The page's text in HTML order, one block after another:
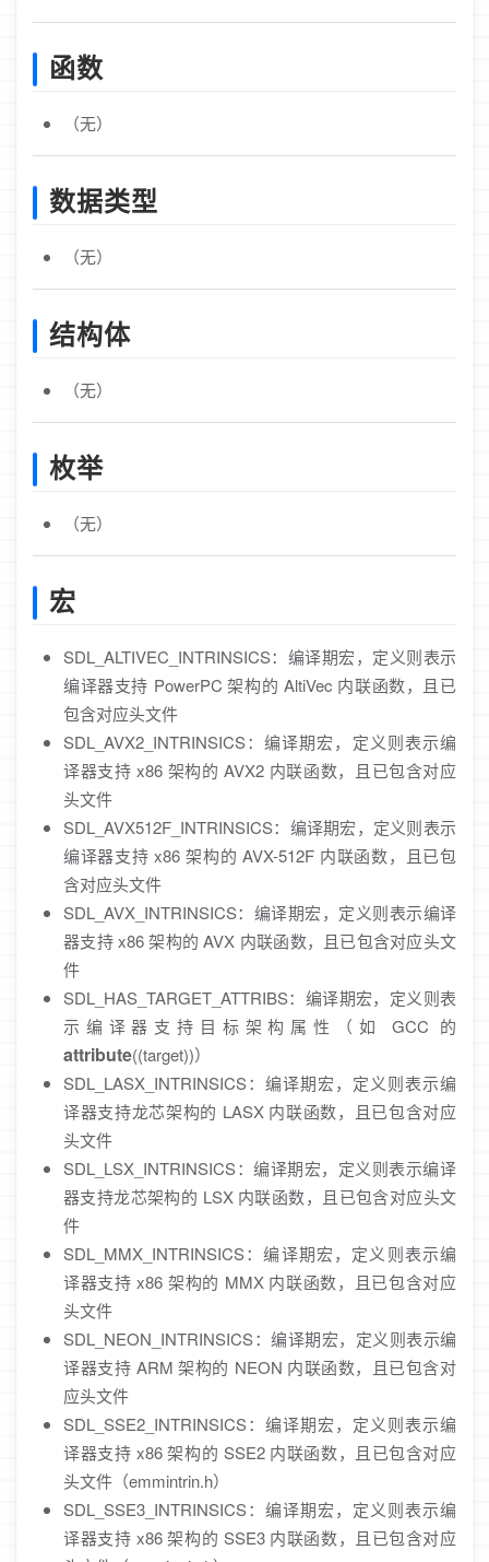
函数
（无）
数据类型
（无）
结构体
（无）
枚举
（无）
宏
SDL_ALTIVEC_INTRINSICS：编译期宏，定义则表示
编译器支持 PowerPC 架构的 AltiVec 内联函数，且已
包含对应头文件
SDL_AVX2_INTRINSICS：编译期宏，定义则表示编
译器支持 x86 架构的 AVX2 内联函数，且已包含对应
头文件
SDL_AVX512F_INTRINSICS：编译期宏，定义则表示
编译器支持 x86 架构的 AVX-512F 内联函数，且已包
含对应头文件
SDL_AVX_INTRINSICS：编译期宏，定义则表示编译
器支持 x86 架构的 AVX 内联函数，且已包含对应头文
件
SDL_HAS_TARGET_ATTRIBS：编译期宏，定义则表
示编译器支持目标架构属性（如 GCC 的
attribute((target))）
SDL_LASX_INTRINSICS：编译期宏，定义则表示编
译器支持龙芯架构的 LASX 内联函数，且已包含对应
头文件
SDL_LSX_INTRINSICS：编译期宏，定义则表示编译
器支持龙芯架构的 LSX 内联函数，且已包含对应头文
件
SDL_MMX_INTRINSICS：编译期宏，定义则表示编
译器支持 x86 架构的 MMX 内联函数，且已包含对应
头文件
SDL_NEON_INTRINSICS：编译期宏，定义则表示编
译器支持 ARM 架构的 NEON 内联函数，且已包含对
应头文件
SDL_SSE2_INTRINSICS：编译期宏，定义则表示编
译器支持 x86 架构的 SSE2 内联函数，且已包含对应
头文件（emmintrin.h）
SDL_SSE3_INTRINSICS：编译期宏，定义则表示编
译器支持 x86 架构的 SSE3 内联函数，且已包含对应